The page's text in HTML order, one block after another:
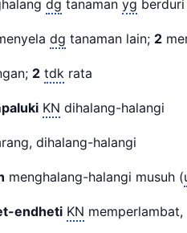
dg tanaman yg berduri
dg tanaman lain; 2
2 tdk rata
KN dihalang-halangi
dihalang-halangi
menghalang-halangi musuh (
endheti KN